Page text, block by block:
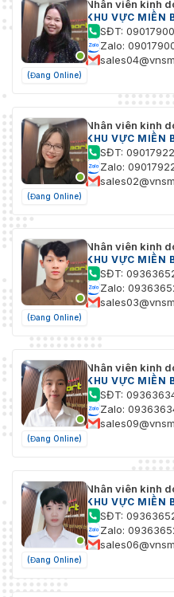
(Đang Online)
Nhân viên kinh
KHU VỰC MIỀN
SĐT:
Zalo:
(Đang Online)
Nhân viên kinh
KHU VỰC MIỀN
SĐT:
Zalo:
(Đang Online)
Nhân viên kinh
KHU VỰC MIỀN
SĐT:
Zalo:
(Đang Online)
Nhân viên kinh
KHU VỰC MIỀN
SĐT:
Zalo:
(Đang Online)
Nhân viên kinh
KHU VỰC MIỀN
SĐT:
Zalo: